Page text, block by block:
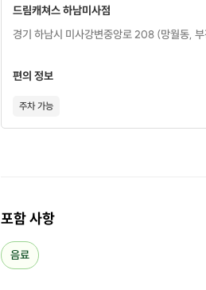
드림캐쳐스 하남미사점
경기 하남시 미사강변중앙로 208 (망월동,
편의 정보
주차 가능
포함 사항
음료